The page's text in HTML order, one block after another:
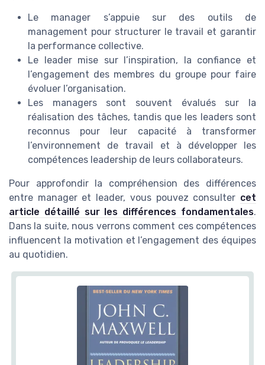
Le manager s’appuie sur des outils de
management pour structurer le travail et garantir
la performance collective.
Le leader mise sur l’inspiration, la confiance et
l’engagement des membres du groupe pour faire
évoluer l’organisation.
Les managers sont souvent évalués sur la
réalisation des tâches, tandis que les leaders sont
reconnus pour leur capacité à transformer
l’environnement de travail et à développer les
compétences leadership de leurs collaborateurs.
Pour approfondir la compréhension des différences
entre manager et leader, vous pouvez consulter cet
article détaillé sur les différences fondamentales.
Dans la suite, nous verrons comment ces compétences
influencent la motivation et l’engagement des équipes
au quotidien.